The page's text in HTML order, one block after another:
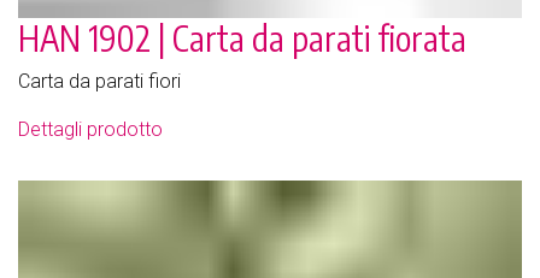
HAN 1902 | Carta da parati fiorata
Carta da parati fiori
Dettagli prodotto